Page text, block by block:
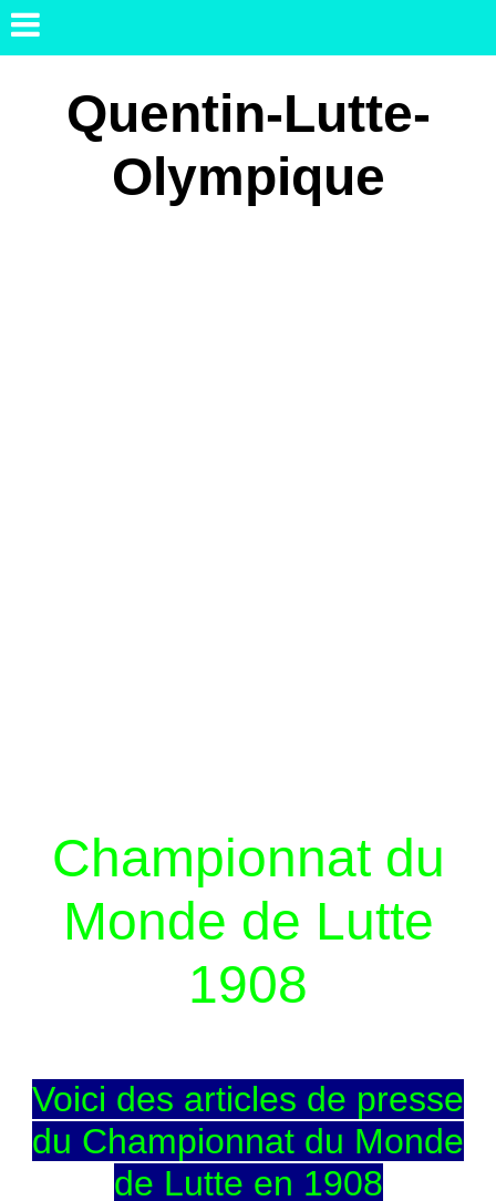
Quentin-Lutte-
Olympique
Championnat du
Monde de Lutte
1908
Voici des articles de presse
du Championnat du Monde
de Lutte en 1908